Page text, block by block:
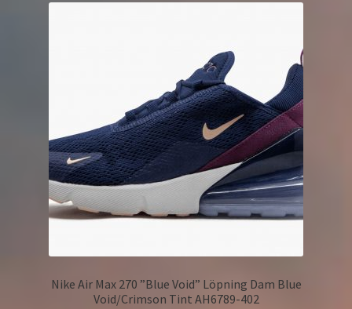
Nike Air Max 270 ”Blue Void” Löpning Dam Blue
Void/Crimson Tint AH6789-402